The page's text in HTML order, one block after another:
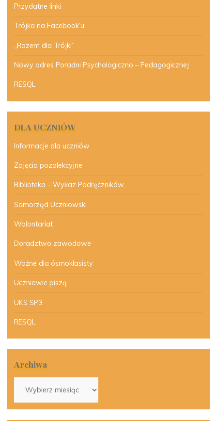
Przydatne linki
Trójka na Facebook’u
„Razem dla Trójki”
Nowy adres Poradni Psychologiczno – Pedagogicznej
RESQL
DLA UCZNIÓW
Informacje dla uczniów
Zajęcia pozalekcyjne
Biblioteka – Wykaz Podręczników
Samorząd Uczniowski
Wolontariat
Doradztwo zawodowe
Ważne dla ósmoklasisty
Uczniowie piszą
UKS SP3
RESQL
Archiwa